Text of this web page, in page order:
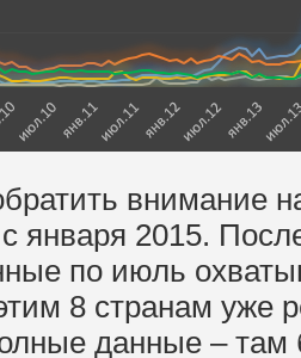
внимание
января 2015.
по июль
8 странам уже
данные – там